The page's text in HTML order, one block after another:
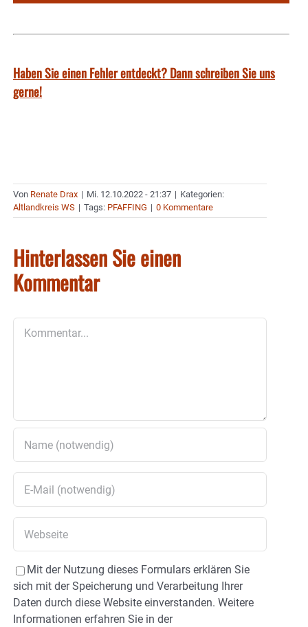
Haben Sie einen Fehler entdeckt? Dann schreiben Sie uns
gerne!
Von Renate Drax | Mi. 12.10.2022 - 21:37 | Kategorien:
Altlandkreis WS | Tags: PFAFFING | 0 Kommentare
Hinterlassen Sie einen
Kommentar
Mit der Nutzung dieses Formulars erklären Sie
sich mit der Speicherung und Verarbeitung Ihrer
Daten durch diese Website einverstanden. Weitere
Informationen erfahren Sie in der